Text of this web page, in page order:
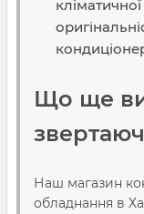
Що ще
Наш магазин
обладнання в